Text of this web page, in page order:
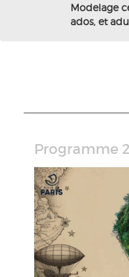
Modelage
ados, et
Programme